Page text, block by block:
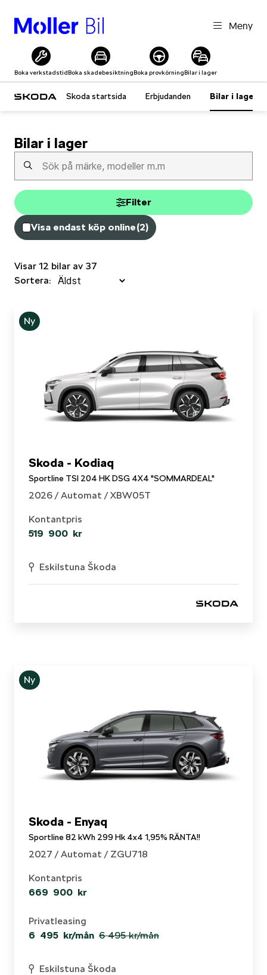
Meny
Boka verkstadstidBoka skadebesiktningBoka provkörningBilar i lager
Skoda startsida Erbjudanden Bilar i lager
Bilar i lager
Filter
Visa endast köp online(2)
Visar 12 bilar av 37
Sortera:
Ny
Skoda - Kodiaq
Sportline TSI 204 HK DSG 4X4 "SOMMARDEAL"
2026 /Automat / XBW05T
Kontantpris
519 900 kr
Eskilstuna Škoda
Ny
Skoda - Enyaq
Sportline 82 kWh 299 Hk 4x4 1,95% RÄNTA!!
2027 /Automat / ZGU718
Kontantpris
669 900 kr
Privatleasing
6 495 kr/mån 6 495 kr/mån
Eskilstuna Škoda